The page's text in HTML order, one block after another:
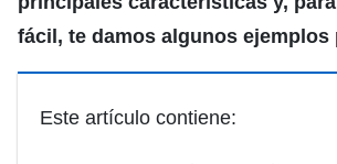
fácil, te damos algunos ejemplos
Este artículo contiene: